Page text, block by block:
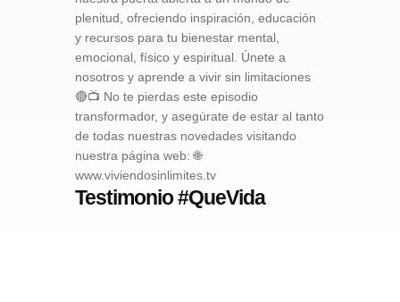
plenitud, ofreciendo inspiración, educación
y recursos para tu bienestar mental,
emocional, físico y espiritual. Únete a
nosotros y aprende a vivir sin limitaciones
🔴📺 No te pierdas este episodio
transformador, y asegúrate de estar al tanto
de todas nuestras novedades visitando
nuestra página web: 🌐
www.viviendosinlimites.tv
Testimonio #QueVida